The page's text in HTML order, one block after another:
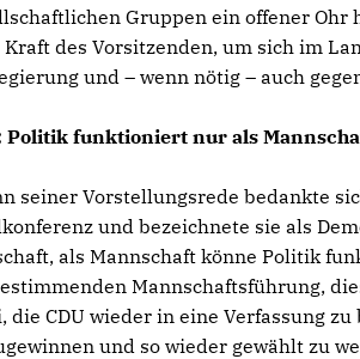
Gruppen ein offener Ohr
des Vorsitzenden, um sich im
und – wenn nötig – auch
Politik funktioniert nur als
seiner Vorstellungsrede bedankte
und bezeichnete sie als
als Mannschaft könne Politik
Mannschaftsführung,
die CDU wieder in eine Verfassung
und so wieder gewählt zu